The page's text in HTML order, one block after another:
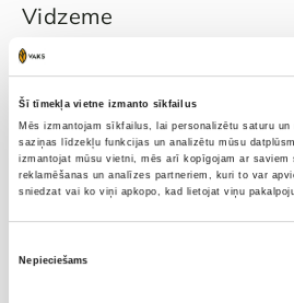
Šī tīmekļa vietne izmanto sīkfailus
Mēs izmantojam sīkfailus, lai personalizētu saturu un
saziņas līdzekļu funkcijas un analizētu mūsu
izmantojat mūsu vietni, mēs arī kopīgojam ar saviem
reklamēšanas un analīzes partneriem, kuri to var
sniedzat vai ko viņi apkopo, kad lietojat viņu
izvēle
Nepieciešams
Vidzeme
Līga Vektere
Elīna Prudņikoviča
+371 26452660‬